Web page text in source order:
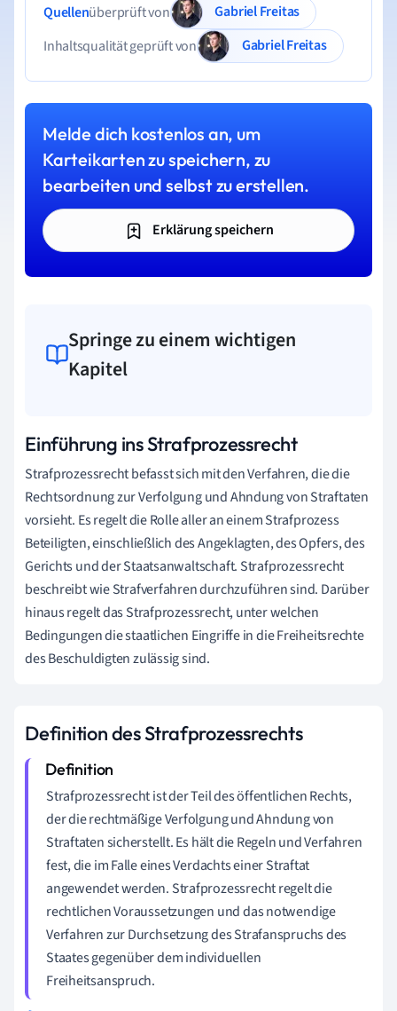
Quellenüberprüft von
Gabriel Freitas
Inhaltsqualität geprüft von
Gabriel Freitas
Melde dich kostenlos an, um
Karteikarten zu speichern, zu
bearbeiten und selbst zu erstellen.
Erklärung speichern
Springe zu einem wichtigen
Kapitel
Einführung ins Strafprozessrecht
Strafprozessrecht befasst sich mit den Verfahren, die die
Rechtsordnung zur Verfolgung und Ahndung von Straftaten
vorsieht. Es regelt die Rolle aller an einem Strafprozess
Beteiligten, einschließlich des Angeklagten, des Opfers, des
Gerichts und der Staatsanwaltschaft. Strafprozessrecht
beschreibt wie Strafverfahren durchzuführen sind. Darüber
hinaus regelt das Strafprozessrecht, unter welchen
Bedingungen die staatlichen Eingriffe in die Freiheitsrechte
des Beschuldigten zulässig sind.
Definition des Strafprozessrechts
Strafprozessrecht ist der Teil des öffentlichen Rechts,
der die rechtmäßige Verfolgung und Ahndung von
Straftaten sicherstellt. Es hält die Regeln und Verfahren
fest, die im Falle eines Verdachts einer Straftat
angewendet werden. Strafprozessrecht regelt die
rechtlichen Voraussetzungen und das notwendige
Verfahren zur Durchsetzung des Strafanspruchs des
Staates gegenüber dem individuellen
Freiheitsanspruch.